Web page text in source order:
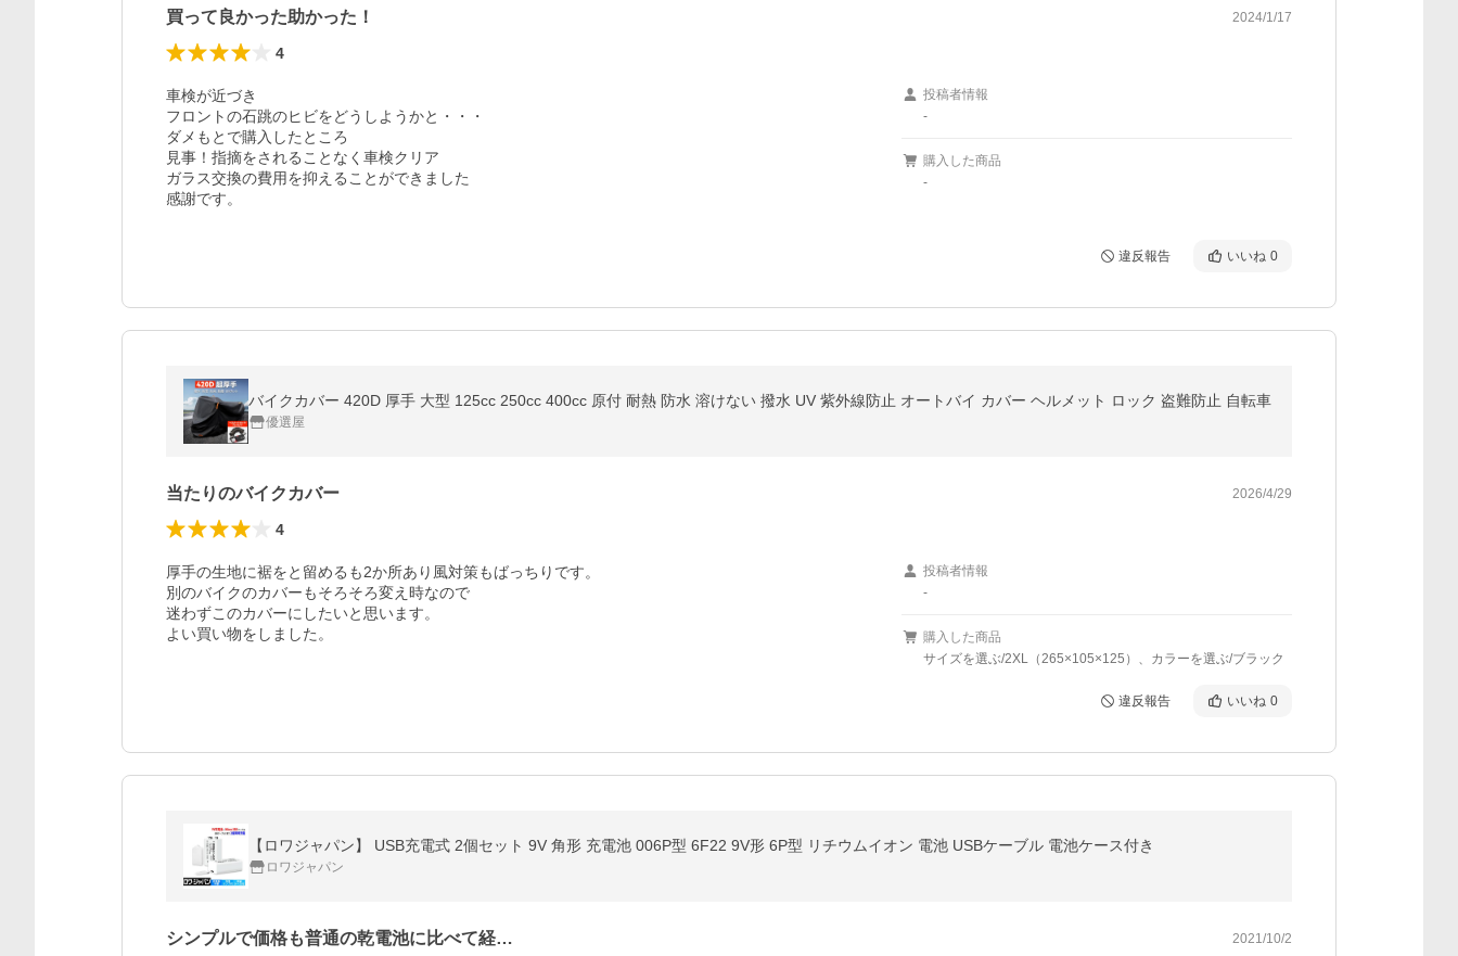
買って良かった助かった！ 2024/1/17
4
車検が近づき
フロントの石跳のヒビをどうしようかと・・・
ダメもとで購入したところ
見事！指摘をされることなく車検クリア
ガラス交換の費用を抑えることができました
感謝です。
投稿者情報
-
購入した商品
-
違反報告 いいね 0
バイクカバー 420D 厚手 大型 125cc 250cc 400cc 原付 耐熱 防水 溶けない 撥水 UV 紫外線防止 オートバイ カバー ヘルメット ロック 盗難防止 自転車
優選屋
当たりのバイクカバー 2026/4/29
4
厚手の生地に裾をと留めるも2か所あり風対策もばっちりです。
別のバイクのカバーもそろそろ変え時なので
迷わずこのカバーにしたいと思います。
よい買い物をしました。
投稿者情報
-
購入した商品
サイズを選ぶ/2XL（265×105×125）、カラーを選ぶ/ブラック
違反報告 いいね 0
【ロワジャパン】 USB充電式 2個セット 9V 角形 充電池 006P型 6F22 9V形 6P型 リチウムイオン 電池 USBケーブル 電池ケース付き
ロワジャパン
シンプルで価格も普通の乾電池に比べて経… 2021/10/2